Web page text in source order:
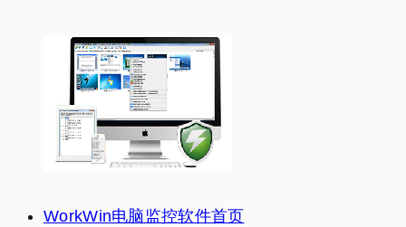
WorkWin电脑监控软件首页